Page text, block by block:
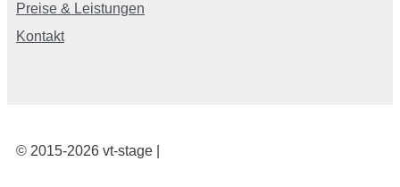
Preise & Leistungen
Kontakt
© 2015-2026 vt-stage |